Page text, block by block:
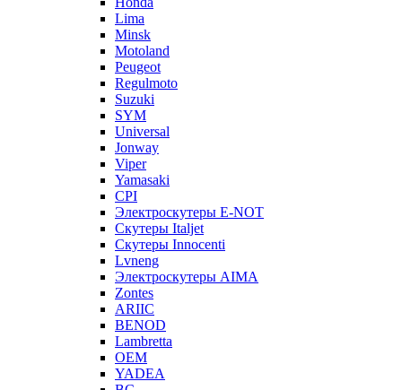
Lima
Minsk
Motoland
Peugeot
Regulmoto
Suzuki
SYM
Universal
Jonway
Viper
Yamasaki
CPI
Электроскутеры E-NOT
Скутеры Italjet
Скутеры Innocenti
Lvneng
Электроскутеры AIMA
Zontes
ARIIC
BENOD
Lambretta
OEM
YADEA